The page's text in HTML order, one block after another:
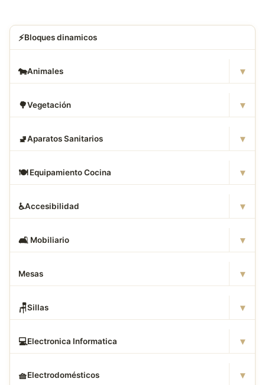
⚡Bloques dinamicos
🐄Animales ▾
🌳Vegetación ▾
🚽Aparatos Sanitarios ▾
🍽️ Equipamiento Cocina ▾
♿Accesibilidad ▾
🛋 ️ Mobiliario ▾
Mesas ▾
🪑Sillas ▾
💻Electronica Informatica ▾
🧺Electrodomésticos ▾